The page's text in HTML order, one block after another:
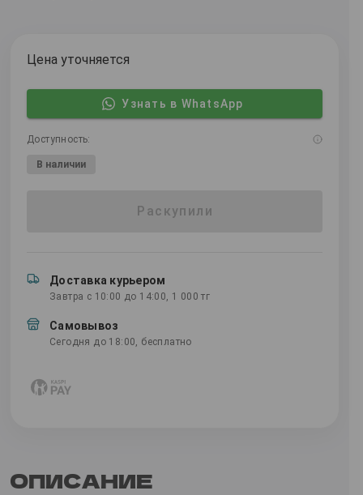
Цена уточняется
Узнать в WhatsApp
Доступность:
В наличии
Раскупили
Доставка курьером
Завтра с 10:00 до 14:00, 1 000 тг
Самовывоз
Сегодня до 18:00, бесплатно
ОПИСАНИЕ